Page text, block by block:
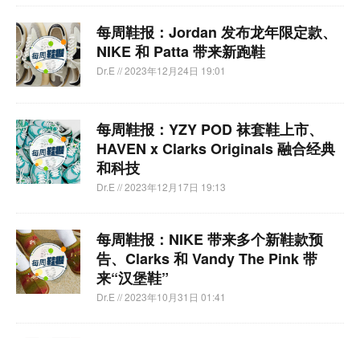
每周鞋报：Jordan 发布龙年限定款、
NIKE 和 Patta 带来新跑鞋
Dr.E // 2023年12月24日 19:01
每周鞋报：YZY POD 袜套鞋上市、
HAVEN x Clarks Originals 融合经典
和科技
Dr.E // 2023年12月17日 19:13
每周鞋报：NIKE 带来多个新鞋款预
告、Clarks 和 Vandy The Pink 带
来“汉堡鞋”
Dr.E // 2023年10月31日 01:41